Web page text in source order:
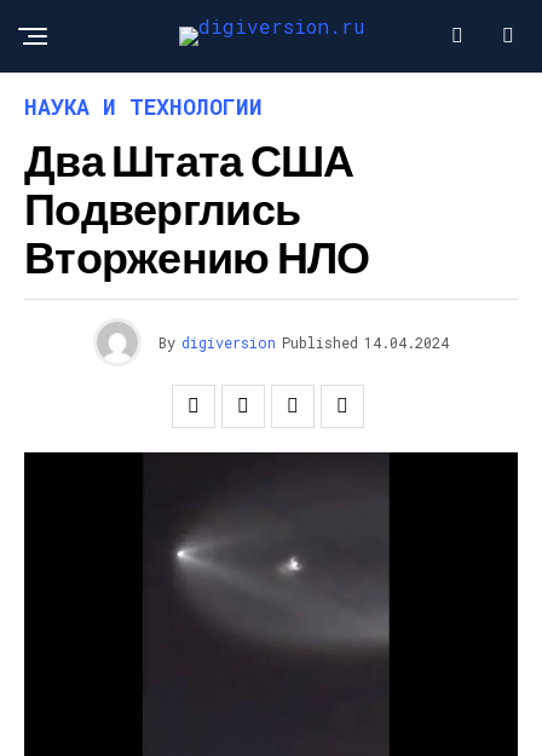
НАУКА И ТЕХНОЛОГИИ
Два Штата США
Подверглись
Вторжению НЛО
By digiversion Published 14.04.2024